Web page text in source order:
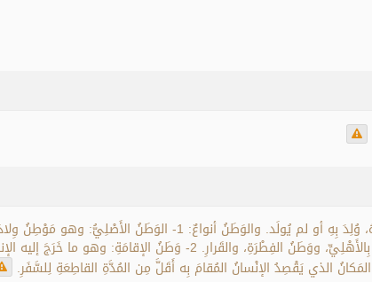
الوَطَنُ: هو مَكانُ إِقامَةِ الإنْسانِ ومَقَرُّهُ، وإليه اِنْتِماؤُهُ، وُلِدَ بِهِ
بحيث لا يخرُجُ منه إلّا لِحاجَةٍ كِتِجارَةٍ أو زِيارَةٍ، ويُسَمَّى بِالأَهْلِيِّ،